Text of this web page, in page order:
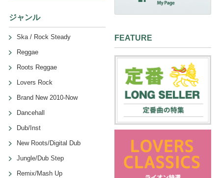
ジャンル
Ska / Rock Steady
Reggae
Roots Reggae
Lovers Rock
Brand New 2010-Now
Dancehall
Dub/Inst
New Roots/Digital Dub
Jungle/Dub Step
Remix/Mash Up
FEATURE